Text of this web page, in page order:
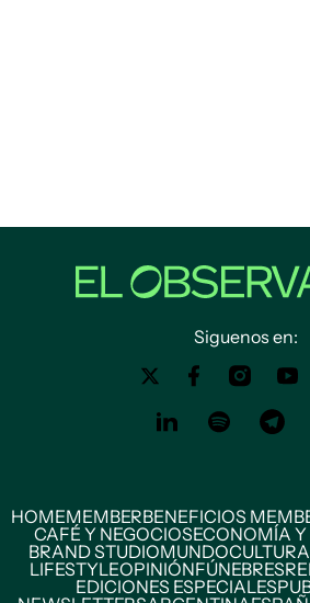
Siguenos en:
HOMEMEMBERBENEFICIOS
CAFÉ Y NEGOCIOSECONOMÍA
BRAND STUDIOMUNDO
LIFESTYLEOPINIÓNFÚNEBRES
EDICIONES ESPECIALES